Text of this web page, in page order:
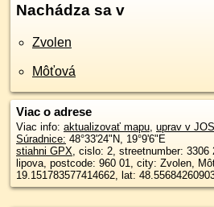
Nachádza sa v
Zvolen
Môťová
Viac o adrese
Viac info: aktualizovať mapu, uprav v
Súradnice: 48°33'24"N, 19°9'6"E
stiahni GPX, cislo: 2, streetnumber:
lipova, postcode: 960 01, city: Zvolen, Môťová, oblast asci: zvolen, lon:
19.151783577414662, lat: